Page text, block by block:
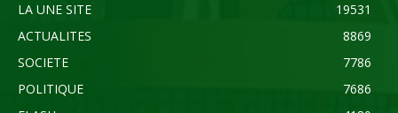
LA UNE SITE
19531
ACTUALITES
8869
SOCIETE
7786
POLITIQUE
7686